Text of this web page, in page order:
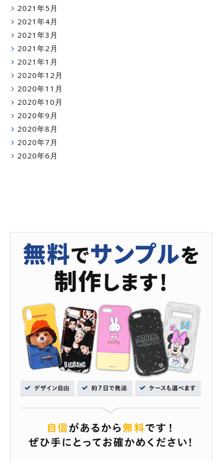
2021年5月
2021年4月
2021年3月
2021年2月
2021年1月
2020年12月
2020年11月
2020年10月
2020年9月
2020年8月
2020年7月
2020年6月